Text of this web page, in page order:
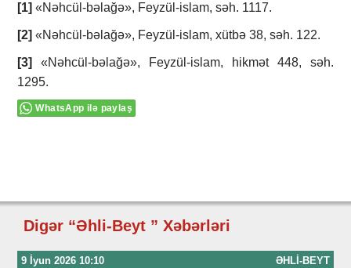
[1] «Nəhcül-bəlağə», Feyzül-islam, səh. 1117.
[2] «Nəhcül-bəlağə», Feyzül-islam, xütbə 38, səh. 122.
[3]
«Nəhcül-bəlağə», Feyzül-islam, hikmət 448, səh.
1295.
WhatsApp ilə paylaş
Digər “Əhli-Beyt ” Xəbərləri
9 İyun 2026 10:10 ƏHLI-BEYT